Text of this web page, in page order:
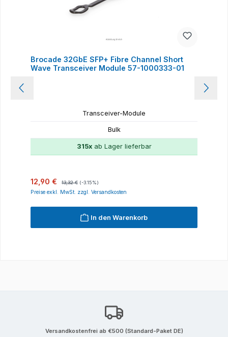
Brocade 32GbE SFP+ Fibre Channel Short
Wave Transceiver Module 57-1000333-01
Transceiver-Module
Bulk
315xab Lager lieferbar
Verkaufspreis:
12,90 € Regulärer Preis:
13,32 € (-3.15%)
Preise exkl. MwSt. zzgl. Versandkosten
In den Warenkorb
Versandkostenfrei ab €500 (Standard-Paket DE)